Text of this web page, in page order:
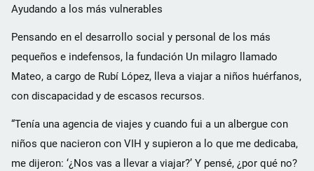
Ayudando a los más vulnerables
Pensando en el desarrollo social y personal de los más
pequeños e indefensos, la fundación Un milagro llamado
Mateo, a cargo de Rubí López, lleva a viajar a niños huérfanos,
con discapacidad y de escasos recursos.
“Tenía una agencia de viajes y cuando fui a un albergue con
niños que nacieron con VIH y supieron a lo que me dedicaba,
me dijeron: ‘¿Nos vas a llevar a viajar?’ Y pensé, ¿por qué no?